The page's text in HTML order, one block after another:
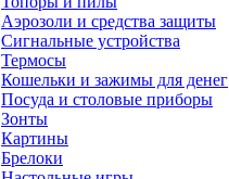
Аэрозоли и средства защиты
Сигнальные устройства
Термосы
Кошельки и зажимы для денег
Посуда и столовые приборы
Зонты
Картины
Брелоки